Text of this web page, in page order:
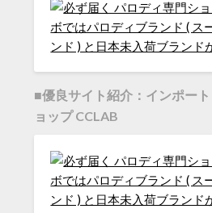
■優良サイト紹介：インポー
ョップ CCLAB